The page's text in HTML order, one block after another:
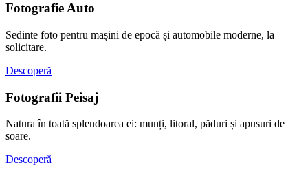
Fotografie Auto
Sedinte foto pentru mașini de epocă și automobile moderne, la
solicitare.
Descoperă
Fotografii Peisaj
Natura în toată splendoarea ei: munți, litoral, păduri și apusuri de
soare.
Descoperă